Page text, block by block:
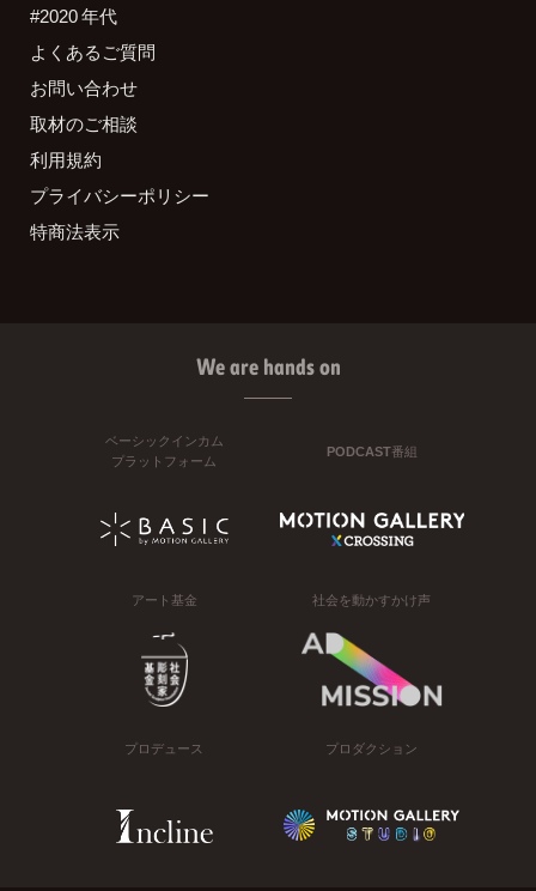
#2020 年代
よくあるご質問
お問い合わせ
取材のご相談
利用規約
プライバシーポリシー
特商法表示
We are hands on
ベーシックインカム
プラットフォーム
PODCAST番組
アート基金 社会を動かすかけ声
プロデュース プロダクション